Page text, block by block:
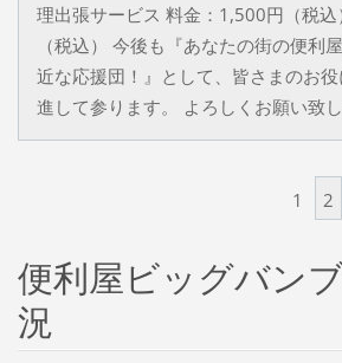
理出張サービス 料金：1,500円（
（税込） 今後も『あなたの街の便利
近な応援団！』として、皆さまのお
進して参ります。 よろしくお願い
1 2
便利屋ビッグバン
況